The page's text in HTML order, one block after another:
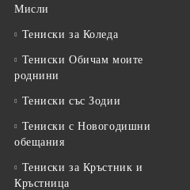
Мисли
Тениски за Коледа
Тениски Обичам моите
роднини
Тениски със Зодии
Тениски с Новогодишни
обещания
Тениски за Кръстник и
Кръстница